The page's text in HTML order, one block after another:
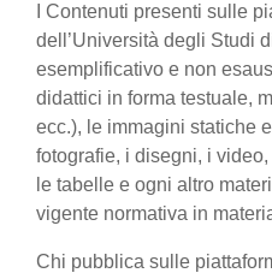
I Contenuti presenti sulle
dell’Università degli Studi
esemplificativo e non
didattici in forma testuale,
ecc.), le immagini statiche
fotografie, i disegni, i
le tabelle e ogni altro
vigente normativa in
Chi pubblica sulle